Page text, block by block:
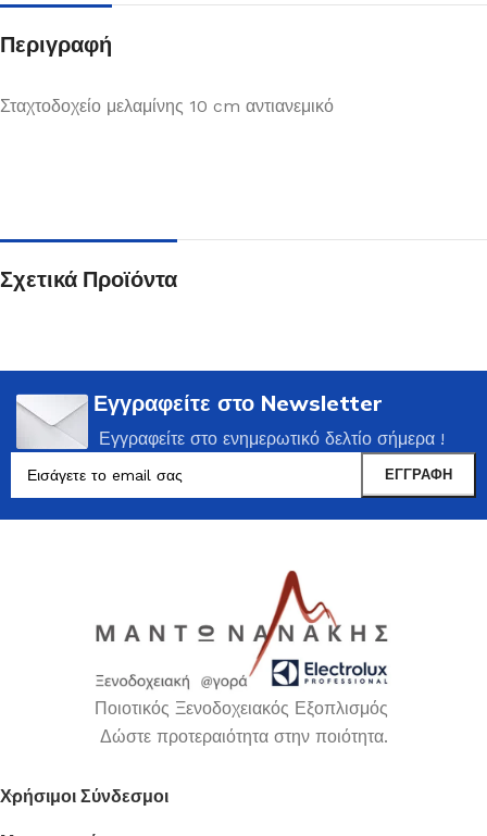
Περιγραφή
Σταχτοδοχείο μελαμίνης 10 cm αντιανεμικό
Σχετικά Προϊόντα
Εγγραφείτε στο Newsletter
Εγγραφείτε στο ενημερωτικό δελτίο σήμερα !
Ποιοτικός Ξενοδοχειακός Εξοπλισμός
Δώστε προτεραιότητα στην ποιότητα.
Χρήσιμοι Σύνδεσμοι